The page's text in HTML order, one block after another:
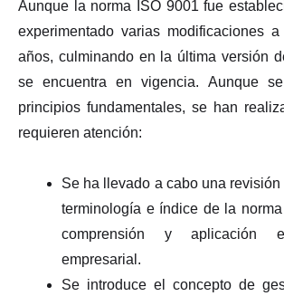
Aunque la norma ISO 9001 fue
experimentado varias modificaciones
años, culminando en la última versión
se encuentra en vigencia. Aunque
principios fundamentales, se han
requieren atención:
Se ha llevado a cabo una revisión
terminología e índice de la
comprensión y aplicación
empresarial.
Se introduce el concepto de